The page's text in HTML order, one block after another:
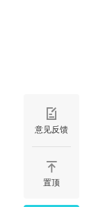
意见反馈
置顶